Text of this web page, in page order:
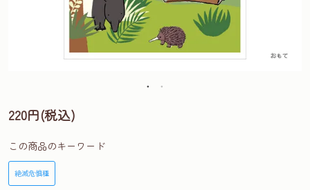
220円(税込)
この商品のキーワード
絶滅危惧種